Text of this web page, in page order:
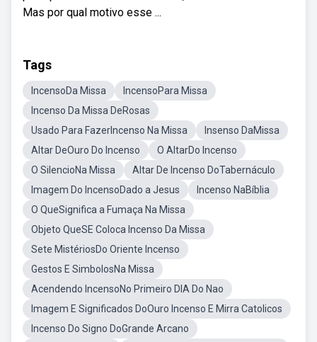
Mas por qual motivo esse ...
Tags
IncensoDa Missa
IncensoPara Missa
Incenso Da Missa DeRosas
Usado Para FazerIncenso Na Missa
Insenso DaMissa
Altar DeOuro Do Incenso
O AltarDo Incenso
O SilencioNa Missa
Altar De Incenso DoTabernáculo
Imagem Do IncensoDado a Jesus
Incenso NaBíblia
O QueSignifica a Fumaça Na Missa
Objeto QueSE Coloca Incenso Da Missa
Sete MistériosDo Oriente Incenso
Gestos E SimbolosNa Missa
Acendendo IncensoNo Primeiro DIA Do Nao
Imagem E Significados DoOuro Incenso E Mirra Catolicos
Incenso Do Signo DoGrande Arcano